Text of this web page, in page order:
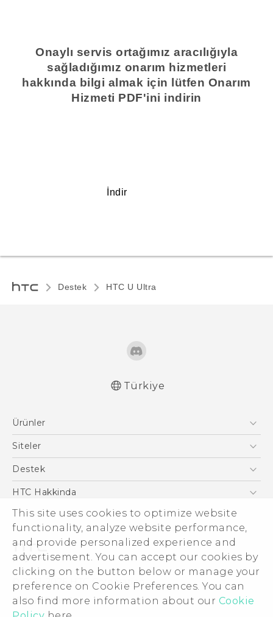
This site uses cookies to optimize website
functionality, analyze website performance,
and provide personalized experience and
advertisement. You can accept our cookies by
clicking on the button below or manage your
preference on Cookie Preferences. You can
also find more information about our Cookie
Onaylı servis ortağımız aracılığıyla
sağladığımız onarım hizmetleri
hakkında bilgi almak için lütfen Onarım
Hizmeti PDF'ini indirin
İndir
Destek HTC U Ultra‎
English - User manual
Türkiye
Ürünler
Akıllı Telefonlar
VIVE
Siteler
HTC Dev
Destek
Destek Merkezi
HTC Hakkinda
ESG
Yatırımcı (İNGİLİZCE)
Gizlilik Politikası
Ürün Güvenliği
Cookie Preferences
İnsan kaynakları
© 2011-2026 HTC Corporation
Hukuk Terimleri